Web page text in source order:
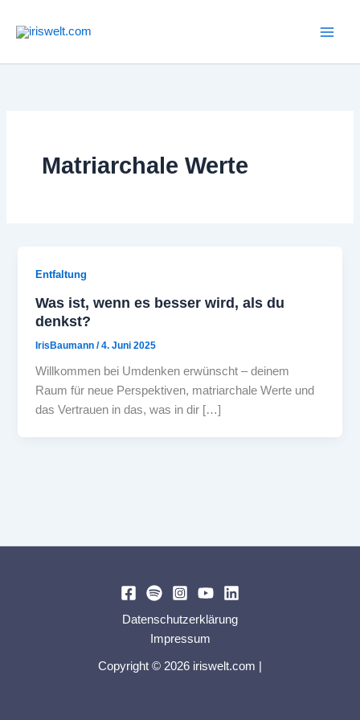
Inhalt
Matriarchale Werte
Entfaltung
Was ist, wenn es besser wird, als du
denkst?
IrisBaumann/4. Juni 2025
Willkommen bei Umdenken erwünscht – deinem
Raum für neue Perspektiven, matriarchale Werte und
das Vertrauen in das, was in dir […]
Datenschutzerklärung
Impressum
Copyright © 2026 iriswelt.com |